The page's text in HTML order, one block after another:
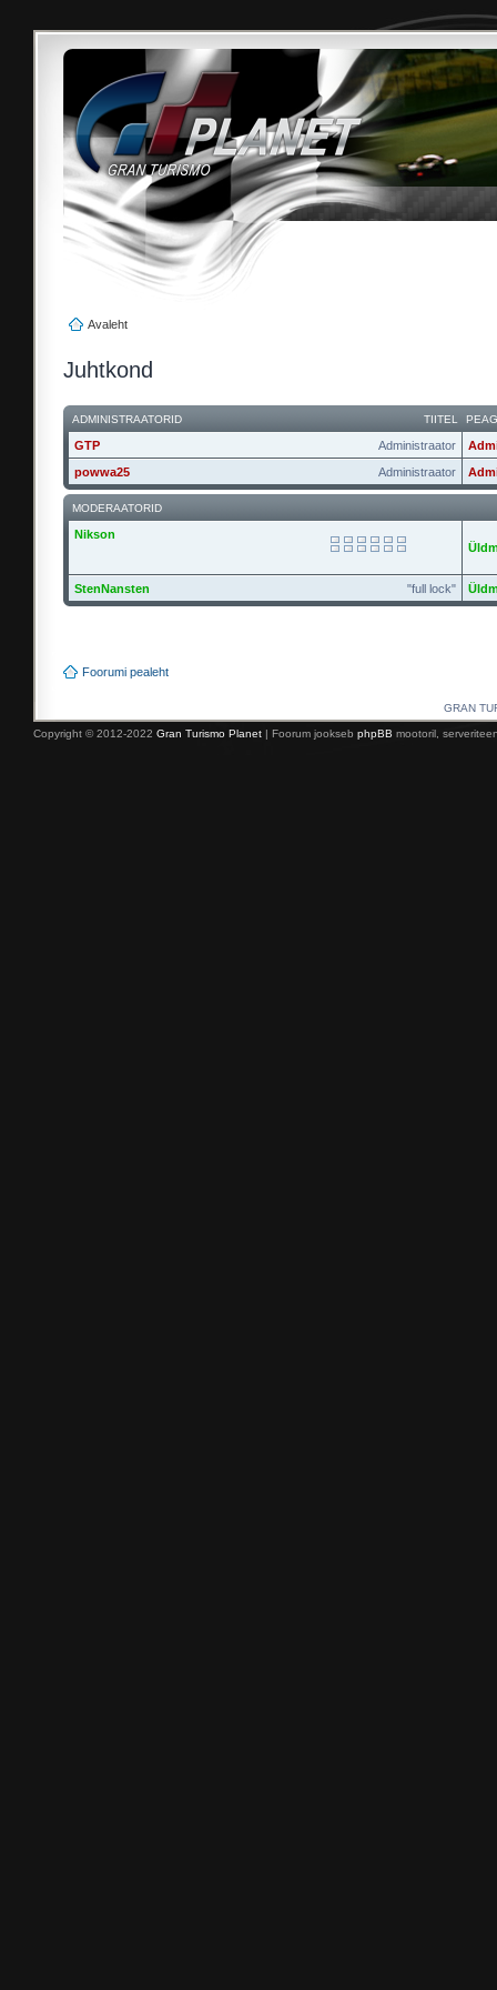
Avaleht
Juhtkond
TIITEL
ADMINISTRAATORID
Administraator
GTP
Administraator
powwa25
MODERAATORID
Nikson
"full lock"
StenNansten
Foorumi pealeht
GRAN
Copyright © 2012-2022 Gran Turismo Planet | Foorum jookseb phpBB mootoril,